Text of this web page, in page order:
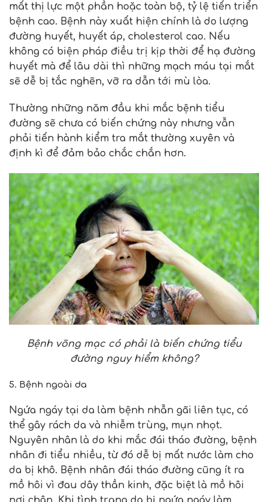
mất thị lực một phần hoặc toàn bộ, tỷ lệ tiến triển
bệnh cao. Bệnh này xuất hiện chính là do lượng
đường huyết, huyết áp, cholesterol cao. Nếu
không có biện pháp điều trị kịp thời để hạ đường
huyết mà để lâu dài thì những mạch máu tại mắt
sẽ dễ bị tắc nghẽn, vỡ ra dẫn tới mù lòa.
Thường những năm đầu khi mắc bệnh tiểu
đường sẽ chưa có biến chứng này nhưng vẫn
phải tiến hành kiểm tra mắt thường xuyên và
định kì để đảm bảo chắc chắn hơn.
Bệnh võng mạc có phải là biến chứng tiểu
đường nguy hiểm không?
5. Bệnh ngoài da
Ngứa ngáy tại da làm bệnh nhẫn gãi liên tục, có
thể gây rách da và nhiễm trùng, mụn nhọt.
Nguyên nhân là do khi mắc đái tháo đường, bệnh
nhân đi tiểu nhiều, từ đó dễ bị mất nước làm cho
da bị khô. Bệnh nhân đái tháo đường cũng ít ra
mồ hôi vì đau dây thần kinh, đặc biệt là mồ hôi